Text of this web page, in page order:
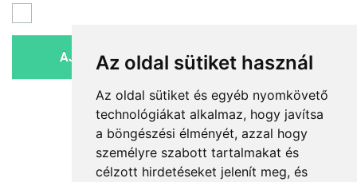
Az oldal sütiket használ
Az oldal sütiket és egyéb nyomkövető
technológiákat alkalmaz, hogy javítsa
a böngészési élményét, azzal hogy
személyre szabott tartalmakat és
célzott hirdetéseket jelenít meg, és